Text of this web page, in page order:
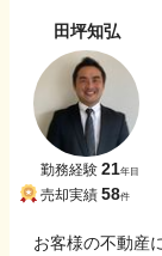
田坪知弘
勤務経験 21年目
売却実績 58件
お客様の不動産